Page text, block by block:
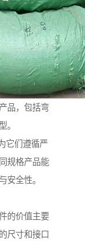
品，包括弯
。
它们遵循严
规格产品能
安全性。
的价值主要
尺寸和接口